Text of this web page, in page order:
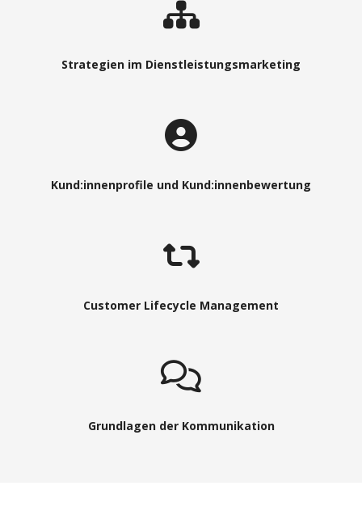
Strategien im Dienstleistungsmarketing
Kund:innenprofile und Kund:innenbewertung
Customer Lifecycle Management
Grundlagen der Kommunikation